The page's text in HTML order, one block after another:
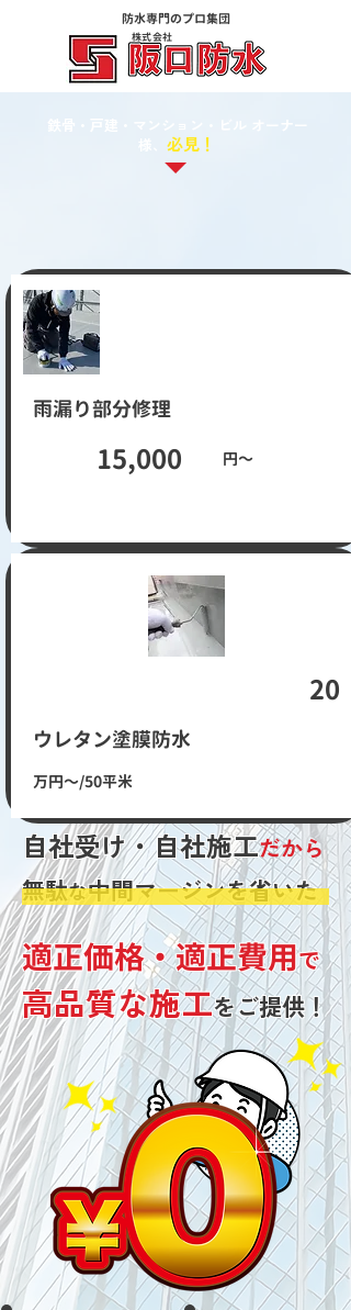
防水専門のプロ集団
株式会社
​鉄骨・戸建・マンション・ビル オーナー
必見！
​雨漏り部分修理
​15,000 ​円〜​
​20
​ウレタン塗膜防水​
​万円〜​​/50平米
自社受け・自社施工だから
無駄な中間マージンを省いた
適正価格・適正費用で
高品質な施工をご提供！